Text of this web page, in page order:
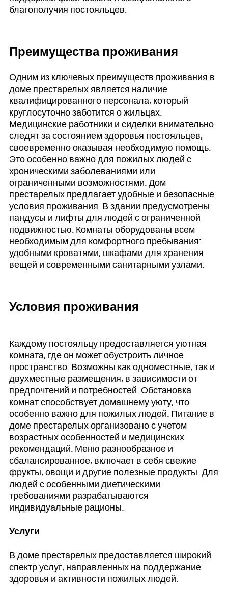
благополучия постояльцев.
Преимущества проживания
Одним из ключевых преимуществ проживания в
доме престарелых является наличие
квалифицированного персонала, который
круглосуточно заботится о жильцах.
Медицинские работники и сиделки внимательно
следят за состоянием здоровья постояльцев,
своевременно оказывая необходимую помощь.
Это особенно важно для пожилых людей с
хроническими заболеваниями или
ограниченными возможностями. Дом
престарелых предлагает удобные и безопасные
условия проживания. В здании предусмотрены
пандусы и лифты для людей с ограниченной
подвижностью. Комнаты оборудованы всем
необходимым для комфортного пребывания:
удобными кроватями, шкафами для хранения
вещей и современными санитарными узлами.
Условия проживания
Каждому постояльцу предоставляется уютная
комната, где он может обустроить личное
пространство. Возможны как одноместные, так и
двухместные размещения, в зависимости от
предпочтений и потребностей. Обстановка
комнат способствует домашнему уюту, что
особенно важно для пожилых людей. Питание в
доме престарелых организовано с учетом
возрастных особенностей и медицинских
рекомендаций. Меню разнообразное и
сбалансированное, включает в себя свежие
фрукты, овощи и другие полезные продукты. Для
людей с особенными диетическими
требованиями разрабатываются
индивидуальные рационы.
Услуги
В доме престарелых предоставляется широкий
спектр услуг, направленных на поддержание
здоровья и активности пожилых людей.